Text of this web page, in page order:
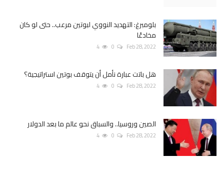
بلومبرغ: التهديد النووي لبوتين مرعب.. حتى لو كان
مخادعًا
Feb 28, 2022
0
4
هل باتت عبارة نأمل أن يتوقف بوتين استراتيجية؟
Feb 28, 2022
0
4
الصين وروسيا.. والسباق نحو عالم ما بعد الدولار
Feb 28, 2022
0
4